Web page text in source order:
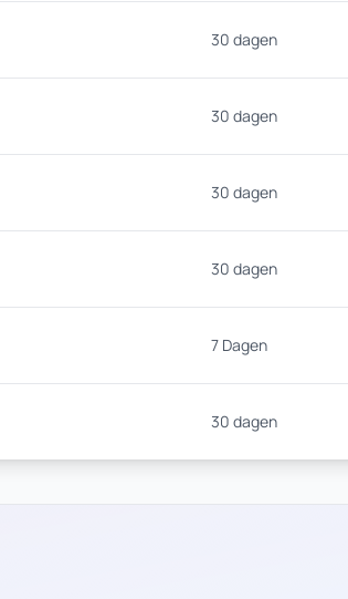
30 dagen
30 dagen
30 dagen
30 dagen
7 Dagen
30 dagen